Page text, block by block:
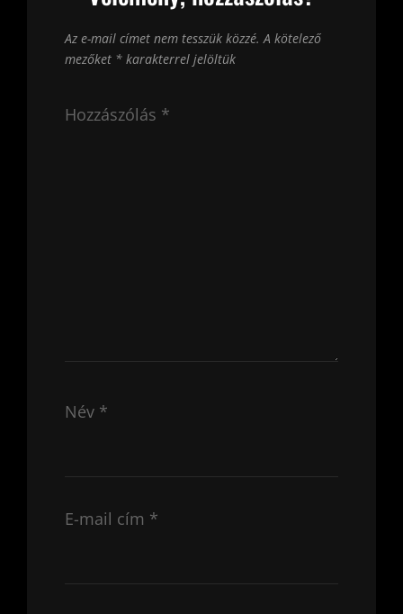
Az e-mail címet nem tesszük közzé. A kötelező
mezőket * karakterrel jelöltük
Hozzászólás *
Név *
E-mail cím *